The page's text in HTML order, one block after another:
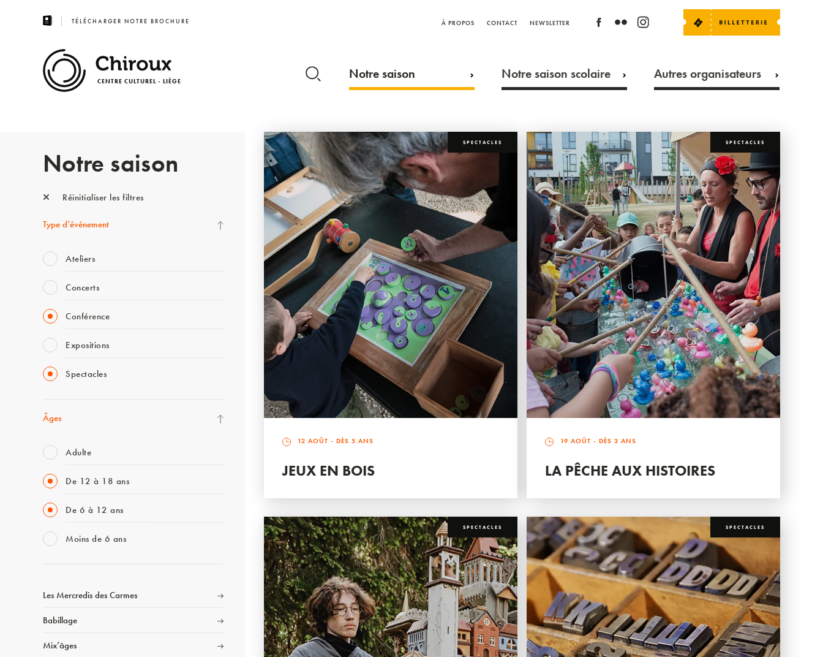
TÉLÉCHARGER NOTRE BROCHURE À PROPOS CONTACT NEWSLETTER
CENTRE CULTUREL - LIÈGE Notre saison Notre saison scolaire Autres organisateurs
Notre saison
Réinitialiser les filtres
Type d’événement
Ateliers
Concerts
Conférence
Expositions
Spectacles
Âges
Adulte
De 12 à 18 ans
De 6 à 12 ans
Moins de 6 ans
Les Mercredis des Carmes
Babillage
Mix’âges
SPECTACLES
12 AOÛT - DÈS 5 ANS
JEUX EN BOIS
SPECTACLES
19 AOÛT - DÈS 3 ANS
LA PÊCHE AUX HISTOIRES
SPECTACLES SPECTACLES